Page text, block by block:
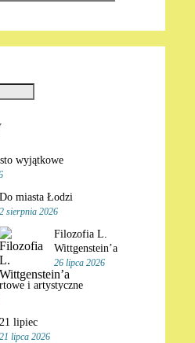
wyjątkowe
Do miasta Łodzi
2 sierpnia 2026
Filozofia L.
Wittgenstein’a
26 lipca 2026
i artystyczne
21 lipiec
21 lipca 2026